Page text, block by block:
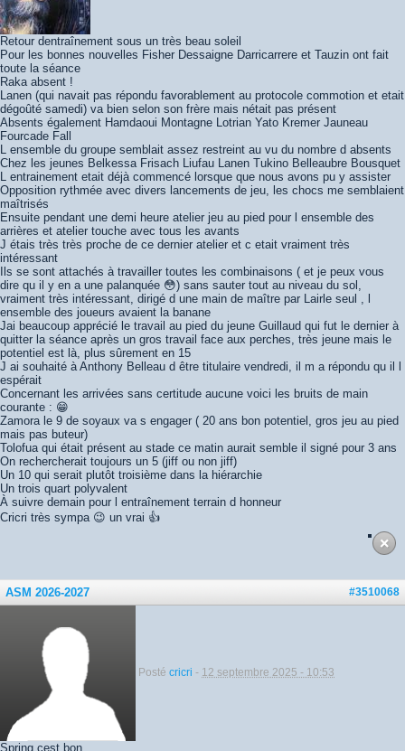
Retour dentraînement sous un très beau soleil
Pour les bonnes nouvelles Fisher Dessaigne Darricarrere et Tauzin ont fait
toute la séance
Raka absent !
Lanen (qui navait pas répondu favorablement au protocole commotion et etait
dégoûté samedi) va bien selon son frère mais nétait pas présent
Absents également Hamdaoui Montagne Lotrian Yato Kremer Jauneau
Fourcade Fall
L ensemble du groupe semblait assez restreint au vu du nombre d absents
Chez les jeunes Belkessa Frisach Liufau Lanen Tukino Belleaubre Bousquet
L entrainement etait déjà commencé lorsque que nous avons pu y assister
Opposition rythmée avec divers lancements de jeu, les chocs me semblaient
maîtrisés
Ensuite pendant une demi heure atelier jeu au pied pour l ensemble des
arrières et atelier touche avec tous les avants
J étais très très proche de ce dernier atelier et c etait vraiment très
intéressant
Ils se sont attachés à travailler toutes les combinaisons ( et je peux vous
dire qu il y en a une palanquée 😳) sans sauter tout au niveau du sol,
vraiment très intéressant, dirigé d une main de maître par Lairle seul , l
ensemble des joueurs avaient la banane
Jai beaucoup apprécié le travail au pied du jeune Guillaud qui fut le dernier à
quitter la séance après un gros travail face aux perches, très jeune mais le
potentiel est là, plus sûrement en 15
J ai souhaité à Anthony Belleau d être titulaire vendredi, il m a répondu qu il l
espérait
Concernant les arrivées sans certitude aucune voici les bruits de main
courante : 😁
Zamora le 9 de soyaux va s engager ( 20 ans bon potentiel, gros jeu au pied
mais pas buteur)
Tolofua qui était présent au stade ce matin aurait semble il signé pour 3 ans
On rechercherait toujours un 5 (jiff ou non jiff)
Un 10 qui serait plutôt troisième dans la hiérarchie
Un trois quart polyvalent
À suivre demain pour l entraînement terrain d honneur
Cricri très sympa 😉 un vrai 👍
#3510068
ASM 2026-2027
Posté cricri - 12 septembre 2025 - 10:53
Spring cest bon